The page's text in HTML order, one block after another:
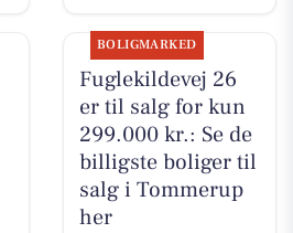
BOLIGMARKED
Fuglekildevej 26
er til salg for kun
299.000 kr.: Se de
billigste boliger til
salg i Tommerup
her